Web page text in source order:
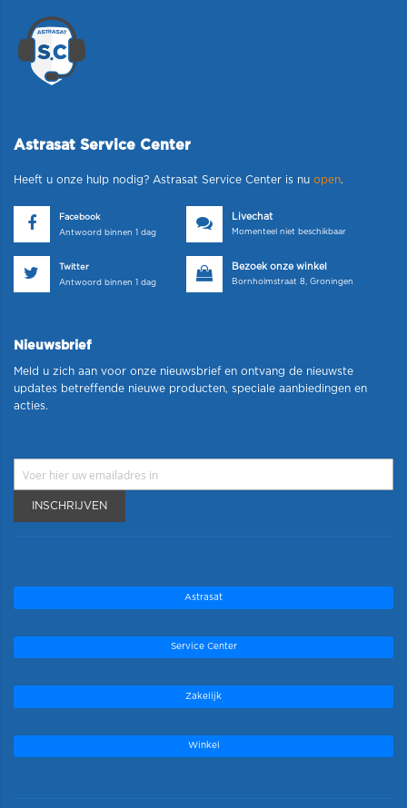
Astrasat Service Center
Heeft u onze hulp nodig? Astrasat Service Center is nu open.
Facebook
Antwoord binnen 1 dag
Livechat
Momenteel niet beschikbaar
Twitter
Antwoord binnen 1 dag
Bezoek onze winkel
Bornholmstraat 8, Groningen
Nieuwsbrief
Meld u zich aan voor onze nieuwsbrief en ontvang de nieuwste
updates betreffende nieuwe producten, speciale aanbiedingen en
acties.
INSCHRIJVEN
Astrasat
Service Center
Zakelijk
Winkel